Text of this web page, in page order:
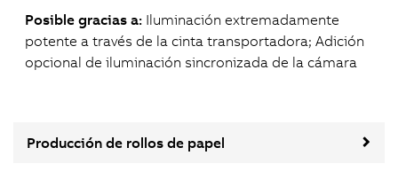
Posible gracias a: Iluminación extremadamente
potente a través de la cinta transportadora; Adición
opcional de iluminación sincronizada de la cámara
Producción de rollos de papel